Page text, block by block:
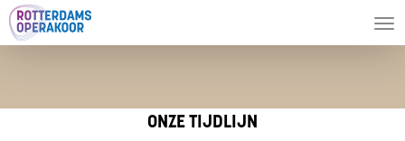
ONZE TIJDLIJN